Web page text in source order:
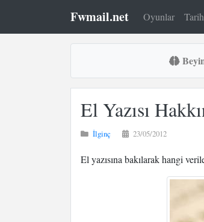
Fwmail.net Oyunlar
El Yazısı
İlginç 23/05/2012
El yazısına bakılarak hangi